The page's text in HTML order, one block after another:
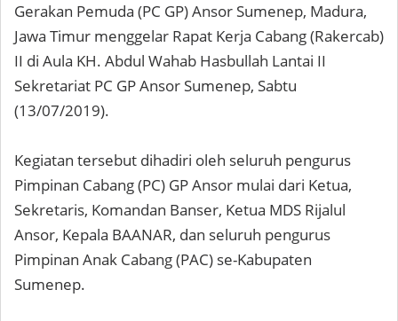
Gerakan Pemuda (PC GP) Ansor Sumenep, Madura,
Jawa Timur menggelar Rapat Kerja Cabang (Rakercab)
II di Aula KH. Abdul Wahab Hasbullah Lantai II
Sekretariat PC GP Ansor Sumenep, Sabtu
(13/07/2019).
Kegiatan tersebut dihadiri oleh seluruh pengurus
Pimpinan Cabang (PC) GP Ansor mulai dari Ketua,
Sekretaris, Komandan Banser, Ketua MDS Rijalul
Ansor, Kepala BAANAR, dan seluruh pengurus
Pimpinan Anak Cabang (PAC) se-Kabupaten
Sumenep.